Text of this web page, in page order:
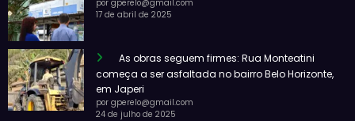
por gperelo@gmail.com
17 de abril de 2025
As obras seguem firmes: Rua Monteatini
começa a ser asfaltada no bairro Belo Horizonte,
em Japeri
por gperelo@gmail.com
24 de julho de 2025